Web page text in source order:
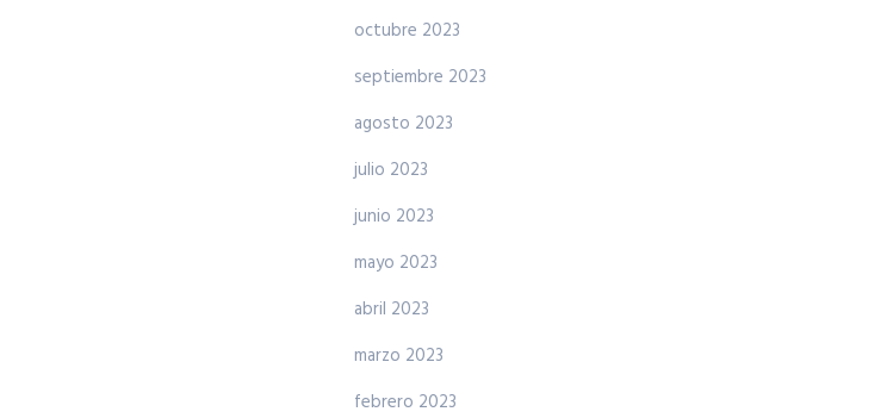
octubre 2023
septiembre 2023
agosto 2023
julio 2023
junio 2023
mayo 2023
abril 2023
marzo 2023
febrero 2023